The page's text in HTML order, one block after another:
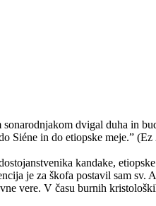
dvigal duha in
Siéne in do etiopske meje.” (Ez
kandake,
je za škofa postavil sam sv.
vere. V času burnih